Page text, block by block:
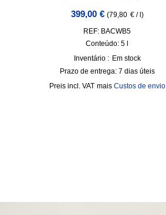
399,00 € (79,80 €/l)
REF: BACWB5
Conteúdo: 5
Inventário : Em stock
Prazo de entrega: 7 dias úteis
incl. VAT mais Custos de envio